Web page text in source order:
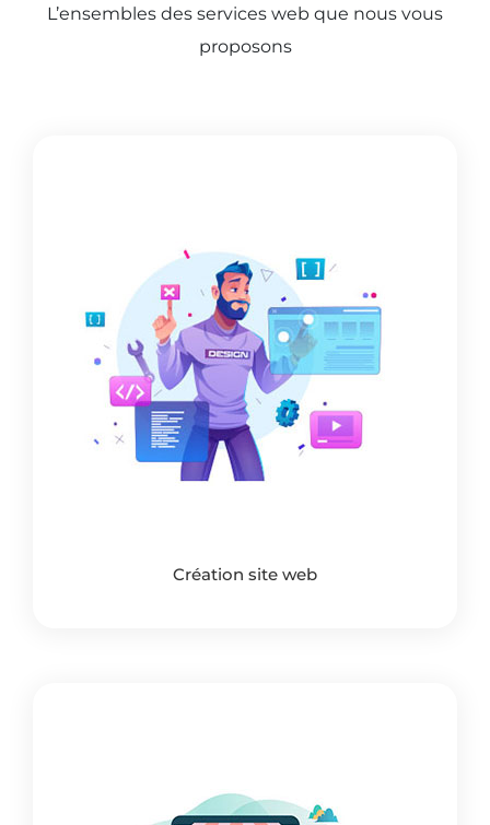
L’ensembles des services web que nous vous
proposons
Création site web